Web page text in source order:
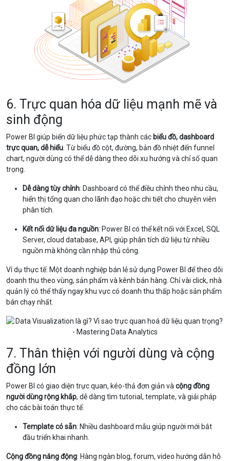
6. Trực quan hóa dữ liệu mạnh mẽ và
sinh động
Power BI giúp biến dữ liệu phức tạp thành các biểu đồ, dashboard
trực quan, dễ hiểu . Từ biểu đồ cột, đường, bản đồ nhiệt đến funnel
chart, người dùng có thể dễ dàng theo dõi xu hướng và chỉ số quan
trọng.
Dễ dàng tùy chỉnh: Dashboard có thể điều chỉnh theo nhu cầu,
hiển thị tổng quan cho lãnh đạo hoặc chi tiết cho chuyên viên
phân tích.
Kết nối dữ liệu đa nguồn: Power BI có thể kết nối với Excel, SQL
Server, cloud database, API, giúp phân tích dữ liệu từ nhiều
nguồn mà không cần nhập thủ công.
Ví dụ thực tế: Một doanh nghiệp bán lẻ sử dụng Power BI để theo dõi
doanh thu theo vùng, sản phẩm và kênh bán hàng. Chỉ vài click, nhà
quản lý có thể thấy ngay khu vực có doanh thu thấp hoặc sản phẩm
bán chạy nhất.
7. Thân thiện với người dùng và cộng
đồng lớn
Power BI có giao diện trực quan, kéo-thả đơn giản và cộng đồng
người dùng rộng khắp, dễ dàng tìm tutorial, template, và giải pháp
cho các bài toán thực tế.
Template có sẵn: Nhiều dashboard mẫu giúp người mới bắt
đầu triển khai nhanh.
Cộng đồng năng động: Hàng ngàn blog, forum, video hướng dẫn hỗ